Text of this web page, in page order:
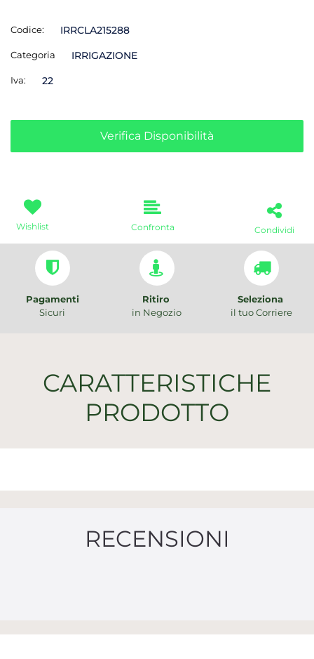
Codice: IRRCLA215288
Categoria IRRIGAZIONE
Iva: 22
Verifica Disponibilità
Wishlist Confronta Condividi
Pagamenti
Sicuri
Ritiro
in Negozio
Seleziona
il tuo Corriere
CARATTERISTICHE
PRODOTTO
RECENSIONI